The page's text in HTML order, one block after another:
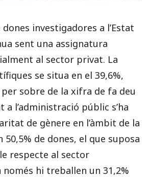
investigadores a l’Estat
sent una assignatura
al sector privat. La
se situa en el 39,6%,
sobre de la xifra de fa deu
a l’administració públic s’ha
de gènere en l’àmbit de la
50,5% de dones, el que suposa
respecte al sector
hi treballen un 31,2%